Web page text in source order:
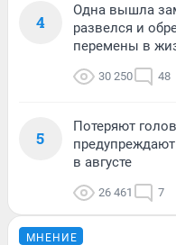
4
Одна вышла
развелся и
перемены в
30 250 48
5
Потеряют
в августе
26 461 7
МНЕНИЕ